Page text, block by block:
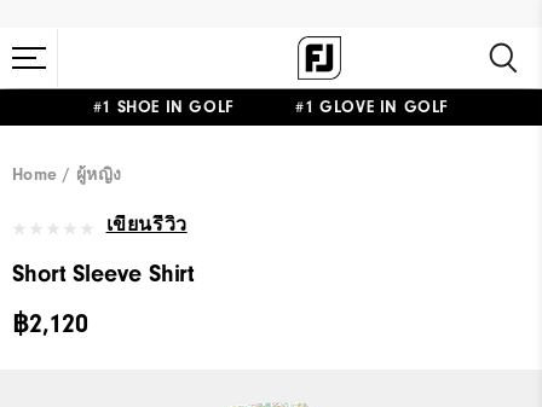
#1 SHOE IN GOLF #1 GLOVE IN GOLF
Home ผู้หญิง
เขียนรีวิว
Short Sleeve Shirt
฿2,120